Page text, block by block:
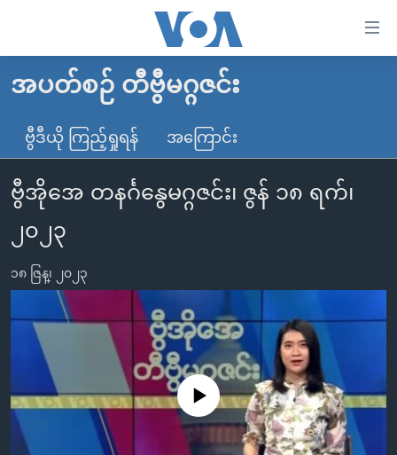
လွယ်ကူ
သည့်
Link
များ
ပင်မ
သို့
ကြည့်
အ
ညွန်း
စာမျက်နှာ
မူလစာမျက်နှာ
မြန်မာ
ကမ္ဘာ့သတင်းများ
နိုင်ငံတကာ
အစ္စရေး-ပါလက်စတိုင်း
ဗွီဒီယို
ရပ်ဝန်းတခု လမ်းတခု အလွန်
အင်္ဂလိပ်စာလေ့လာမယ်
အမေရိကန်သုံးအီဒီယံ
မကြေးမုံရဲ့ အင်္ဂလိပ်စာ
ရုပ်ရှင်ထဲက အင်္ဂလိပ်စာ
သုတပဒေသာ အင်္ဂလိပ်စာ
အပတ်စဉ်ကဏ္ဍများ
ရေဒီယို
ရေဒီယိုနှင့်ရုပ်သံ အချက်အလက်များ
ရေဒီယို/တီဗွီအစီအစဉ်
Learning English
အပတ်စဉ် တီဗွီမဂ္ဂဇင်း
ဗွီဒီယို ကြည့်ရှုရန် အကြောင်း
ဗွီအိုအေ တနင်္ဂနွေမဂ္ဂဇင်း၊ ဇွန် ၁၈ ရက်၊
၂၀၂၃
၁၈ ဇြန္၊ ၂၀၂၃
No media source currently available